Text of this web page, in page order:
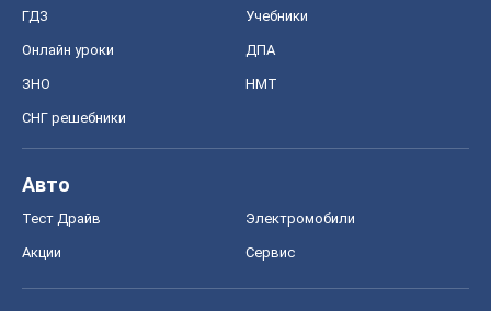
ГДЗ Учебники
Онлайн уроки ДПА
ЗНО НМТ
СНГ решебники
Авто
Тест Драйв Электромобили
Акции Сервис